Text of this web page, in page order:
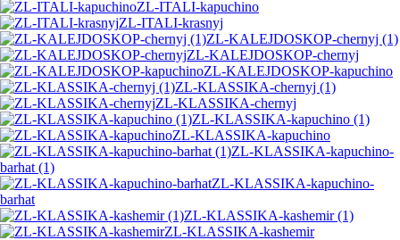
ZL-ITALI-kapuchino
ZL-ITALI-krasnyj
ZL-KALEJDOSKOP-chernyj (1)
ZL-KALEJDOSKOP-chernyj
ZL-KALEJDOSKOP-kapuchino
ZL-KLASSIKA-chernyj (1)
ZL-KLASSIKA-chernyj
ZL-KLASSIKA-kapuchino (1)
ZL-KLASSIKA-kapuchino
ZL-KLASSIKA-kapuchino-
barhat (1)
ZL-KLASSIKA-kapuchino-
barhat
ZL-KLASSIKA-kashemir (1)
ZL-KLASSIKA-kashemir